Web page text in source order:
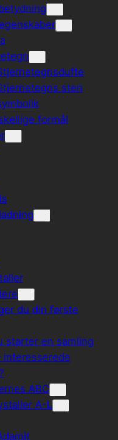
sten
formål
du din første
starter en samling
interesserede
ABC
A-L